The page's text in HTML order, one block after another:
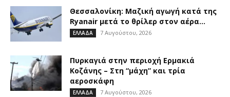
Θεσσαλονίκη: Μαζική αγωγή κατά της
Ryanair μετά το θρίλερ στον αέρα...
ΕΛΛΑΔΑ 7 Αυγούστου, 2026
Πυρκαγιά στην περιοχή Ερμακιά
Κοζάνης – Στη “μάχη” και τρία
αεροσκάφη
ΕΛΛΑΔΑ 7 Αυγούστου, 2026